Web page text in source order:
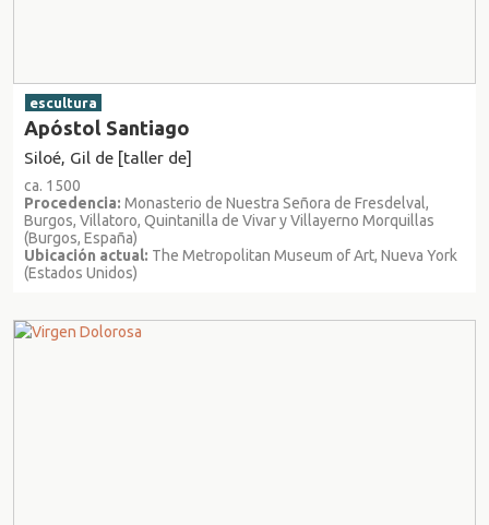
escultura
Apóstol Santiago
Siloé, Gil de [taller de]
ca. 1500
Procedencia: Monasterio de Nuestra Señora de Fresdelval,
Burgos, Villatoro, Quintanilla de Vivar y Villayerno Morquillas
(Burgos, España)
Ubicación actual: The Metropolitan Museum of Art, Nueva York
(Estados Unidos)